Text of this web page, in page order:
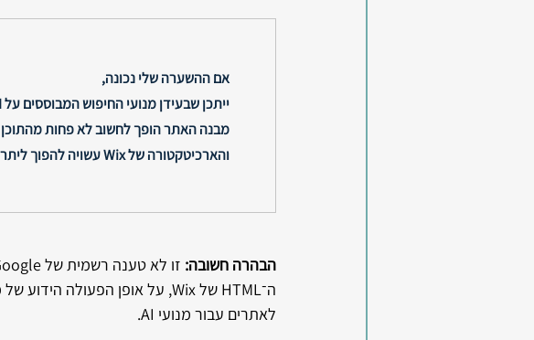
אם ההשערה שלי נכונה,
ייתכן שבעידן מנועי החיפוש המבוססים על AI,
מבנה האתר הופך לחשוב לא פחות
והארכיטקטורה של Wix עשויה להפוך ליתרון.
הבהרה חשובה:
לאתרים עבור מנועי AI.